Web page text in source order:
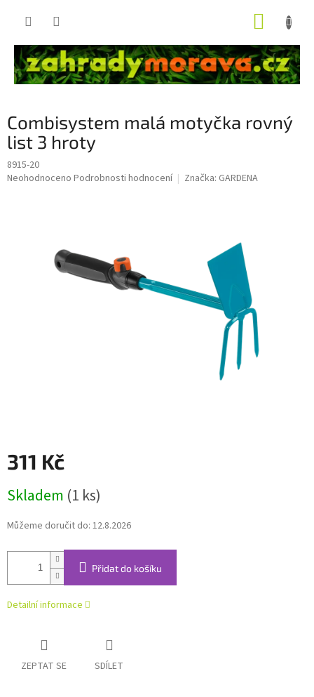
Combisystem malá motyčka rovný
list 3 hroty
8915-20
Průměrné
Neohodnoceno Podrobnosti hodnocení Značka: GARDENA
311 Kč
cena:
Skladem (1 ks)
Můžeme doručit do: 12.8.2026
Přidat do košíku
Detailní informace
ZEPTAT SE SDÍLET